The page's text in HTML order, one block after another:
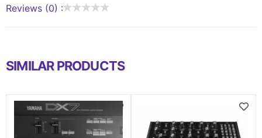
Reviews (0) :
SIMILAR PRODUCTS